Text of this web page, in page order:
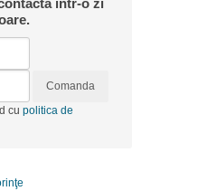
intr-o zi
Comanda
cu politica de